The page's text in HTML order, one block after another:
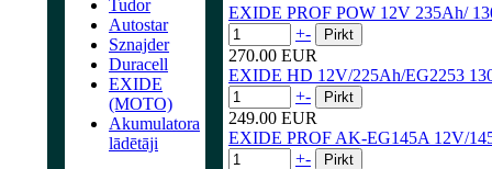
Tudor
Autostar
Sznajder
Duracell
EXIDE
(MOTO)
Akumulatora
lādētāji
EXIDE PROF POW 12V 235Ah/
+-
270.00 EUR
EXIDE HD 12V/225Ah/EG2253
+-
249.00 EUR
EXIDE PROF AK-EG145A 12V/
+-